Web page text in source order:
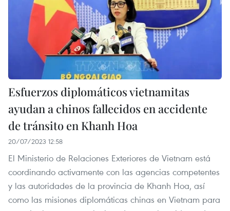
Esfuerzos diplomáticos vietnamitas
ayudan a chinos fallecidos en accidente
de tránsito en Khanh Hoa
20/07/2023 12:58
El Ministerio de Relaciones Exteriores de Vietnam está
coordinando activamente con las agencias competentes
y las autoridades de la provincia de Khanh Hoa, así
como las misiones diplomáticas chinas en Vietnam para